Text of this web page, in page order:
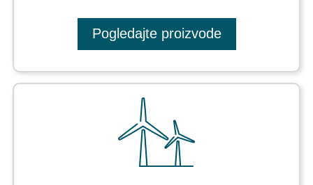
Pogledajte proizvode